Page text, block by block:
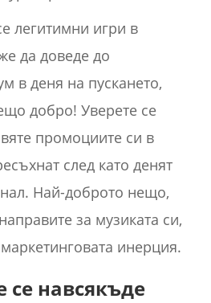
легитимни игри в
да доведе до
в деня на пускането,
добро! Уверете се
промоциите си в
след като денят
Най-доброто нещо,
за музиката си,
инерция.
се навсякъде